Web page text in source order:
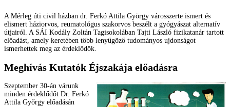
A Mérleg úti civil házban dr. Ferkó Attila György városszerte ismert és
elismert háziorvos, reumatológus szakorvos beszélt a gyógyászat alternatív
útjairól. A SÁI Kodály Zoltán Tagisokolában Tajti László fizikatanár tartott
előadást, amely keretében több lenyűgöző tudományos ujdonságot
ismerhettek meg az érdeklődök.
Meghívás Kutatók Éjszakája előadásra
Szeptember 30-án várunk
minden érdeklődőt Dr. Ferkó
Attila Győrgy előadásán